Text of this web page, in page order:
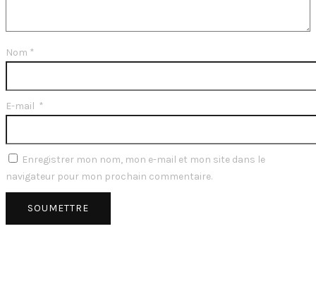
Nom *
E-mail *
Enregistrer mon nom, mon e-mail et mon site dans le
navigateur pour mon prochain commentaire.